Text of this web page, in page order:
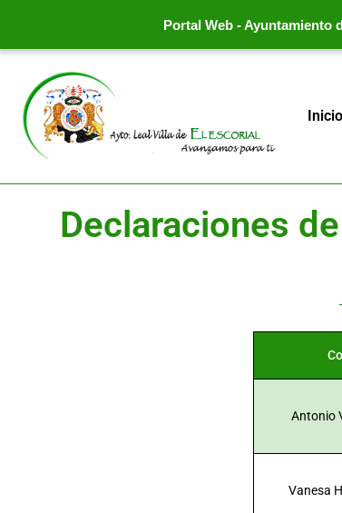
Portal Web - Ayuntamiento
Inicio
Declaraciones
Antonio
Vanesa